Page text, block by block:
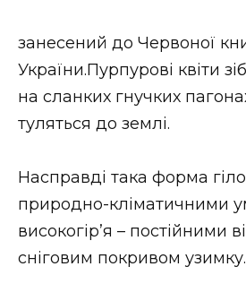
занесений до Червоної
України.Пурпурові квіти
на сланких гнучких
туляться до землі.
Насправді така форма
природно-кліматичними
високогір’я – постійними
сніговим покривом узимку.